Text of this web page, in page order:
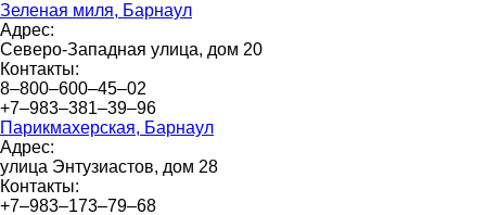
Зеленая миля, Барнаул
Адрес:
Северо-Западная улица, дом 20
Контакты:
8‒800‒600‒45‒02
+7‒983‒381‒39‒96
Парикмахерская, Барнаул
Адрес:
улица Энтузиастов, дом 28
Контакты:
+7‒983‒173‒79‒68